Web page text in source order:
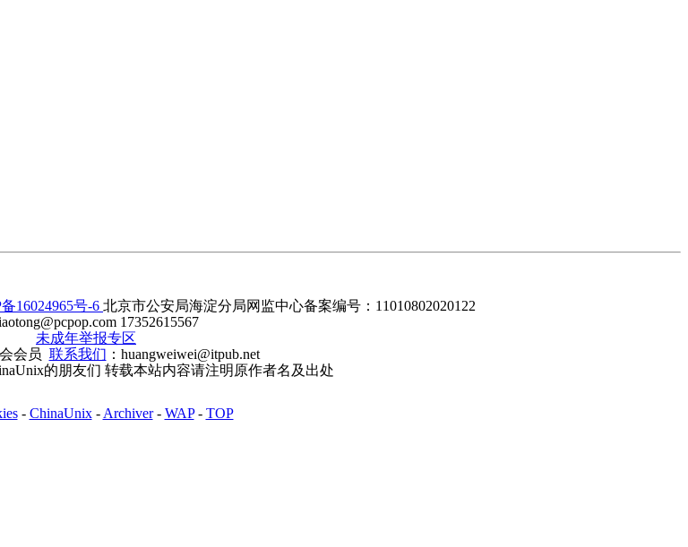
16024965号-6 北京市公安局海淀分局网监中心备案编号：11010802020122
17352615567
未成年举报专区
会员 联系我们 ：huangweiwei@itpub.net
的朋友们 转载本站内容请注明原作者名及出处
- ChinaUnix- Archiver- WAP- TOP